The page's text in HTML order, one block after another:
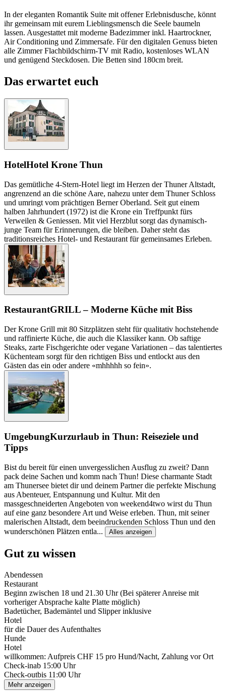
In der eleganten Romantik Suite mit offener Erlebnisdusche, könnt
ihr gemeinsam mit eurem Lieblingsmensch die Seele baumeln
lassen. Ausgestattet mit moderne Badezimmer inkl. Haartrockner,
Air Conditioning und Zimmersafe. Für den digitalen Genuss bieten
alle Zimmer Flachbildschirm-TV mit Radio, kostenloses WLAN
und genügend Steckdosen. Die Betten sind 180cm breit.
Das erwartet euch
HotelHotel Krone Thun
Das gemütliche 4-Stern-Hotel liegt im Herzen der Thuner Altstadt,
angrenzend an die schöne Aare, nahezu unter dem Thuner Schloss
und umringt vom prächtigen Berner Oberland. Seit gut einem
halben Jahrhundert (1972) ist die Krone ein Treffpunkt fürs
Verweilen & Geniessen. Mit viel Herzblut sorgt das dynamisch-
junge Team für Erinnerungen, die bleiben. Daher steht das
traditionsreiches Hotel- und Restaurant für gemeinsames Erleben.
RestaurantGRILL – Moderne Küche mit Biss
Der Krone Grill mit 80 Sitzplätzen steht für qualitativ hochstehende
und raffinierte Küche, die auch die Klassiker kann. Ob saftige
Steaks, zarte Fischgerichte oder vegane Variationen – das talentiertes
Küchenteam sorgt für den richtigen Biss und entlockt aus den
Gästen das ein oder andere «mhhhhh so fein».
UmgebungKurzurlaub in Thun: Reiseziele und
Tipps
Bist du bereit für einen unvergesslichen Ausflug zu zweit? Dann
pack deine Sachen und komm nach Thun! Diese charmante Stadt
am Thunersee bietet dir und deinem Partner die perfekte Mischung
aus Abenteuer, Entspannung und Kultur. Mit den
massgeschneiderten Angeboten von weekend4two wirst du Thun
auf eine ganz besondere Art und Weise erleben. Thun, mit seiner
malerischen Altstadt, dem beeindruckenden Schloss Thun und den
wunderschönen Plätzen entla... Alles anzeigen
Gut zu wissen
Abendessen
Restaurant
Beginn zwischen 18 und 21.30 Uhr (Bei späterer Anreise mit
vorheriger Absprache kalte Platte möglich)
Badetücher, Bademäntel und Slipper inklusive
Hotel
für die Dauer des Aufenthaltes
Hunde
Hotel
willkommen: Aufpreis CHF 15 pro Hund/Nacht, Zahlung vor Ort
Check-inab 15:00 Uhr
Check-outbis 11:00 Uhr
Mehr anzeigen